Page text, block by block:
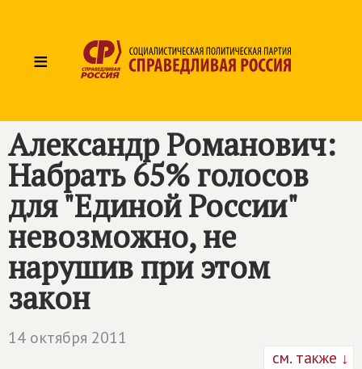
≡
Александр Романович:
Набрать 65% голосов
для "Единой России"
невозможно, не
нарушив при этом
закон
14 октября 2011
см. также ↓